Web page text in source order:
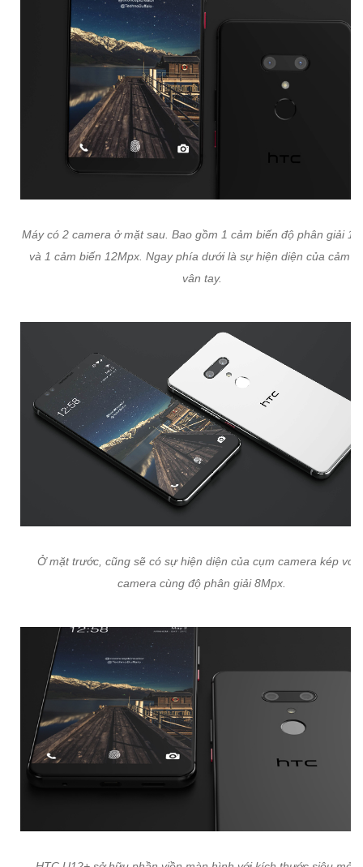
Máy có 2 camera ở mặt sau. Bao gồm 1 cảm biến độ phân giải
và 1 cảm biến 12Mpx. Ngay phía dưới là sự hiện diện của cảm
vân tay.
Ở mặt trước, cũng sẽ có sự hiện diện của cụm camera kép với
camera cùng độ phân giải 8Mpx.